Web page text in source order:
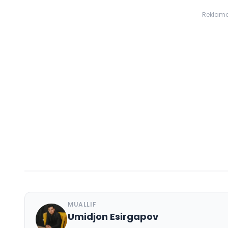
U
MUALLIF
Umidjon Esirgapov